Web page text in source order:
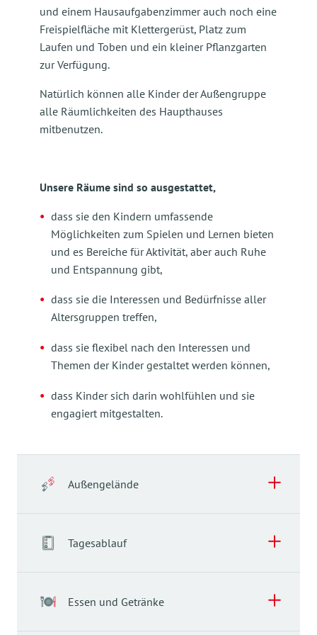
und einem Hausaufgabenzimmer auch noch eine
Freispielfläche mit Klettergerüst, Platz zum
Laufen und Toben und ein kleiner Pflanzgarten
zur Verfügung.
Natürlich können alle Kinder der Außengruppe
alle Räumlichkeiten des Haupthauses
mitbenutzen.
Unsere Räume sind so ausgestattet,
dass sie den Kindern umfassende
Möglichkeiten zum Spielen und Lernen bieten
und es Bereiche für Aktivität, aber auch Ruhe
und Entspannung gibt,
dass sie die Interessen und Bedürfnisse aller
Altersgruppen treffen,
dass sie flexibel nach den Interessen und
Themen der Kinder gestaltet werden können,
dass Kinder sich darin wohlfühlen und sie
engagiert mitgestalten.
Außengelände
Tagesablauf
Essen und Getränke